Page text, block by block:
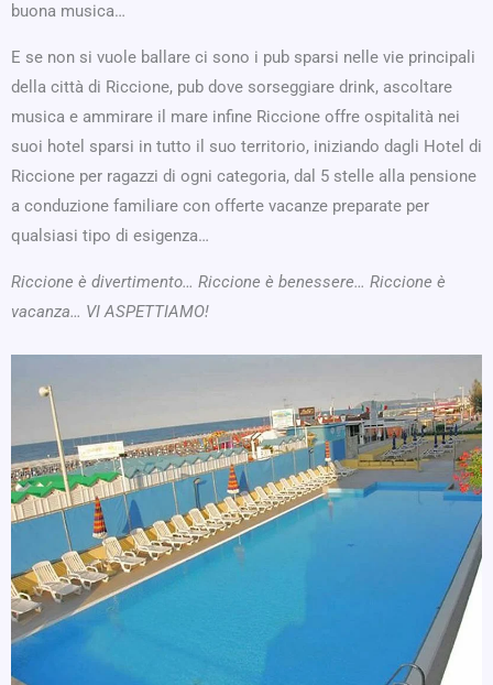
buona musica…
E se non si vuole ballare ci sono i pub sparsi nelle vie principali
della città di Riccione, pub dove sorseggiare drink, ascoltare
musica e ammirare il mare infine Riccione offre ospitalità nei
suoi hotel sparsi in tutto il suo territorio, iniziando dagli Hotel di
Riccione per ragazzi di ogni categoria, dal 5 stelle alla pensione
a conduzione familiare con offerte vacanze preparate per
qualsiasi tipo di esigenza…
Riccione è divertimento… Riccione è benessere… Riccione è
vacanza… VI ASPETTIAMO!